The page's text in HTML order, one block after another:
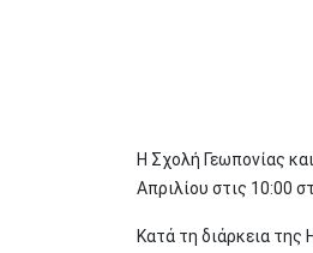
Η Σχολή Γεωπονίας
Απριλίου στις 10:00
Κατά τη διάρκεια της